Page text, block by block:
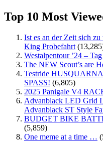
Top 10 Most
Ist es an der Zeit sich
King Probefahrt
Westalpentour ’24 –
The NEW Scout’s are
Testride
SPASS! (6,805)
2025 Panigale V4
Advanblack LED Grid
Advanblack ST Style
BUDGET BIKE
(5,859)
One meme at a time …